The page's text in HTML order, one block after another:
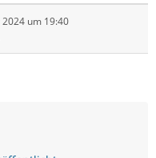
um 19:40